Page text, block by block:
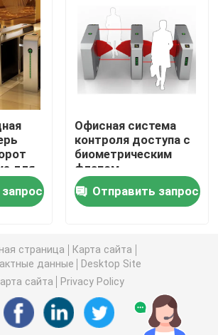
турникета
турникета
щитка
треноги
скорости
ворот
машина распознавания лиц
для
Офисная система
контроля доступа с
биометрическим
флапом
Отправить запрос
страница
Карта сайта
данные
Desktop Site
сайта
Privacy Policy